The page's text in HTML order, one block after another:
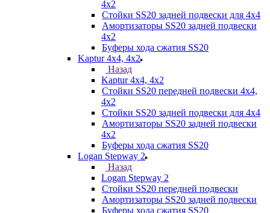
4x2
Стойки SS20 задней подвески для 4х4
Амортизаторы SS20 задней подвески
4х2
Буферы хода сжатия SS20
Kaptur 4х4, 4х2
Назад
Kaptur 4х4, 4х2
Стойки SS20 передней подвески 4х4,
4x2
Стойки SS20 задней подвески для 4х4
Амортизаторы SS20 задней подвески
4х2
Буферы хода сжатия SS20
Logan Stepway 2
Назад
Logan Stepway 2
Стойки SS20 передней подвески
Амортизаторы SS20 задней подвески
Буферы хода сжатия SS20